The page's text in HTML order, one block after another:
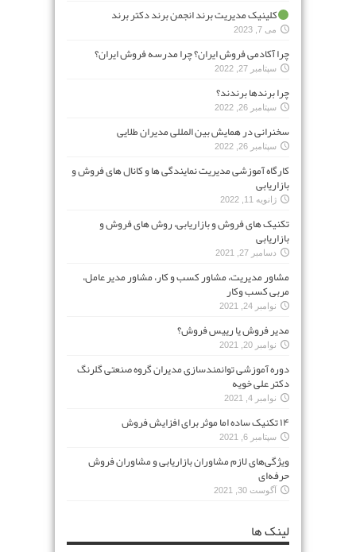
کلینیک مدیریت برند انجمن برند دکتر برند
می 7, 2023
چرا آکادمی فروش ایران؟ چرا مدرسه فروش ایران؟
سپتامبر 27, 2022
چرا برندها برندند؟
سپتامبر 26, 2022
سخنرانی در همایش بین المللی مدیران طلایی
سپتامبر 26, 2022
کارگاه آموزشی مدیریت نمایندگی ها و کانال های فروش و
بازاریابی
ژانویه 11, 2022
تکنیک های فروش و بازاریابی، روش های فروش و
بازاریابی
دسامبر 27, 2021
مشاور مدیریت، مشاور کسب و کار، مشاور مدیر عامل،
مربی کسب وکار
نوامبر 24, 2021
مدیر فروش یا رییس فروش؟
نوامبر 20, 2021
دوره آموزشی توانمندسازی مدیران گروه صنعتی گلرنگ
دکتر علی خویه
نوامبر 4, 2021
۱۴ تکنیک ساده اما موثر برای افزایش فروش
سپتامبر 6, 2021
ویژگی‌های لازم مشاوران بازاریابی و مشاوران فروش
حرفه‌ای
آگوست 30, 2021
لینک ها